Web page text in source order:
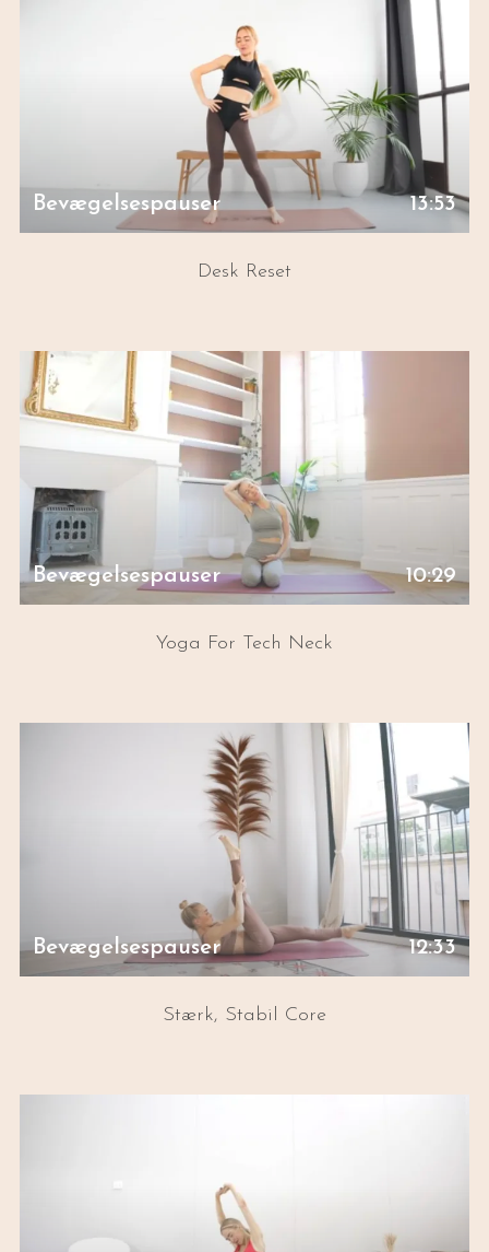
Bevægelsespauser 13:53
Desk Reset
Bevægelsespauser 10:29
Yoga For Tech Neck
Bevægelsespauser 12:33
Stærk, Stabil Core